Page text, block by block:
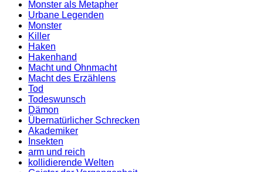
Monster als Metapher
Urbane Legenden
Monster
Killer
Haken
Hakenhand
Macht und Ohnmacht
Macht des Erzählens
Tod
Todeswunsch
Dämon
Übernatürlicher Schrecken
Akademiker
Insekten
arm und reich
kollidierende Welten